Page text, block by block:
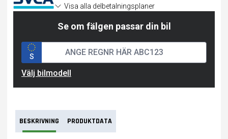
Visa alla delbetalningsplaner
Se om fälgen passar din bil
S
Välj bilmodell
BESKRIVNING PRODUKTDATA